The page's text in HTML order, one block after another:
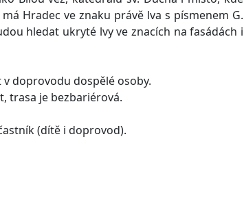
Hradec ve znaku právě lva s písmenem G.
hledat ukryté lvy ve znacích na fasádách i
doprovodu dospělé osoby.
trasa je bezbariérová.
(dítě i doprovod).